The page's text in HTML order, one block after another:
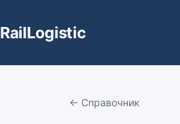
RailLogistic
← Справочник